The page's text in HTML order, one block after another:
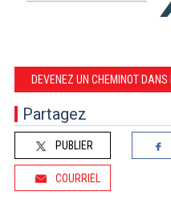
DEVENEZ UN CHEMINOT
Partagez
PUBLIER
COURRIEL